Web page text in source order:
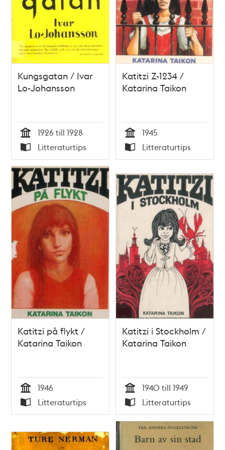
Kungsgatan / Ivar
Lo-Johansson
Tid
1926 till 1928
Typ
Litteraturtips
Katitzi Z-1234 /
Katarina Taikon
Tid
1945
Typ
Litteraturtips
Katitzi på flykt /
Katarina Taikon
Tid
1946
Typ
Litteraturtips
Katitzi i Stockholm /
Katarina Taikon
Tid
1940 till 1949
Typ
Litteraturtips